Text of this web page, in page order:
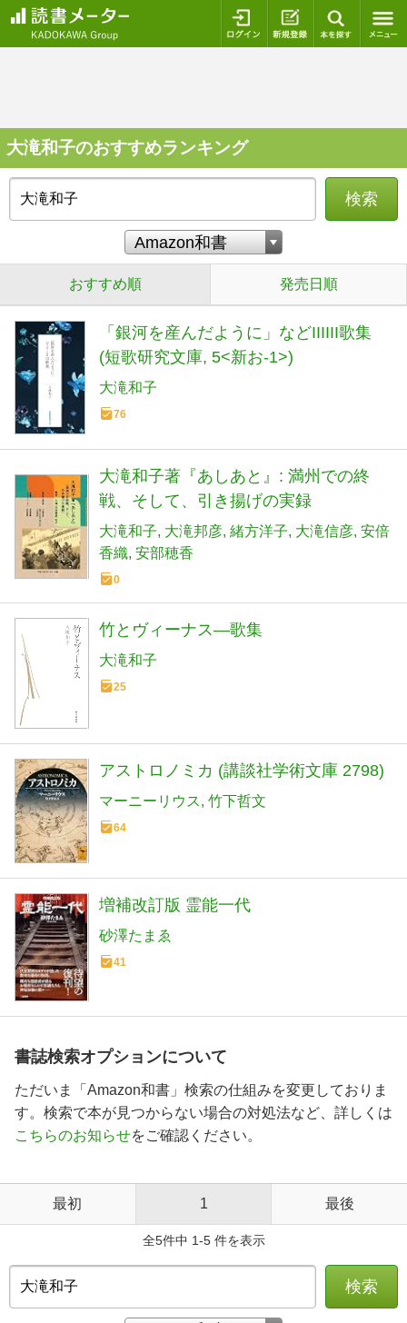
ログイン 新規登録
大滝和子のおすすめランキング
検索
おすすめ順 発売日順
「銀河を産んだように」などIIIIII歌集
(短歌研究文庫, 5<新お-1>)
大滝和子
76
大滝和子著『あしあと』: 満州での終
戦、そして、引き揚げの実録
大滝和子 大滝邦彦 緒方洋子 大滝信彦 安倍
香織 安部穂香
0
竹とヴィーナス―歌集
大滝和子
25
アストロノミカ (講談社学術文庫 2798)
マーニーリウス 竹下哲文
64
増補改訂版 霊能一代
砂澤たまゑ
41
書誌検索オプションについて
ただいま「Amazon和書」検索の仕組みを変更しておりま
す。検索で本が見つからない場合の対処法など、詳しくは
こちらのお知らせをご確認ください。
最初 1 最後
全5件中 1-5 件を表示
検索